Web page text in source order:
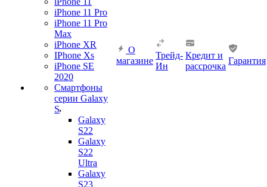
iPhone 11 Pro
iPhone 11 Pro
Max
iPhone XR
IPhone Xs
iPhone SE
2020
Смартфоны
серии Galaxy
S
Galaxy
S22
Galaxy
S22
Ultra
Galaxy
S23
О
магазине
Трейд-
Ин
Кредит и
рассрочка
Гарантия